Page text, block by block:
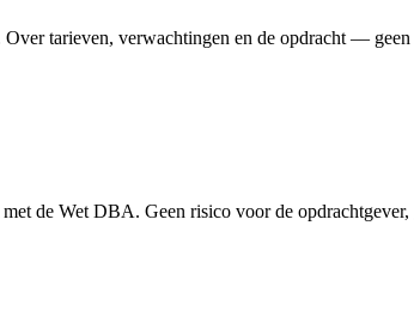
tarieven, verwachtingen en de opdracht —
de Wet DBA. Geen risico voor de